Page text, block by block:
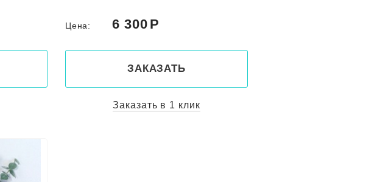
Цена: 6 300
ЗАКАЗАТЬ
Заказать в 1 клик